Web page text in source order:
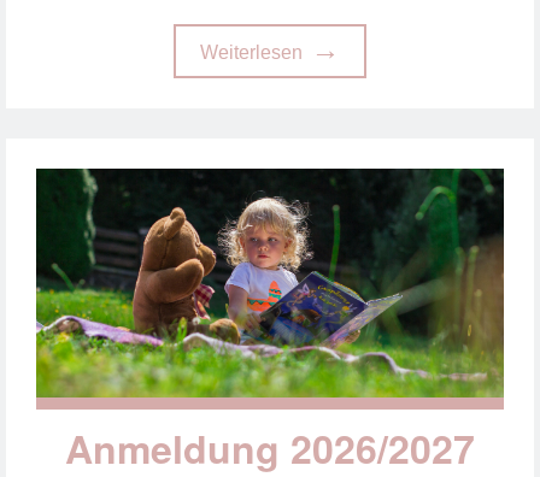
Weiterlesen
Anmeldung 2026/2027